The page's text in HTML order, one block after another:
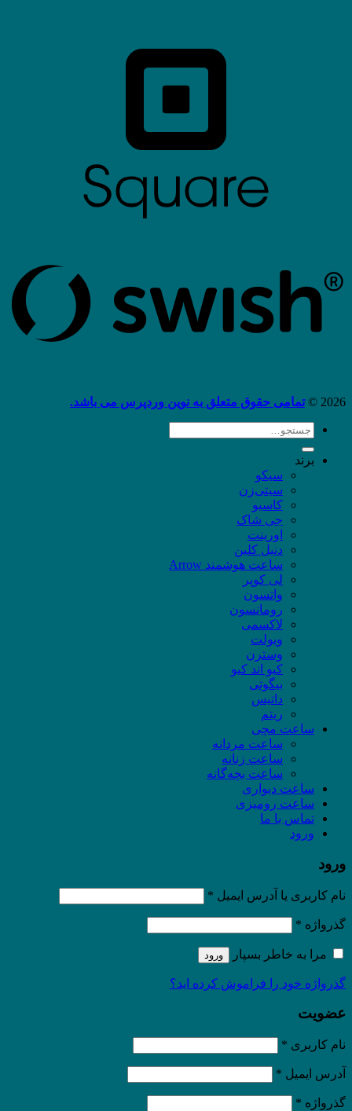
2026 ©
تمامی حقوق متعلق به نوین وردپرس می باشد.
جستجو
برند
سیکو
سیتی‌زن
کاسیو
جی شاک
اورینت
دنیل کلین
ساعت هوشمند Arrow
لی کوپر
واتسون
رومانسون
لاکسمی
ویولت
وسترن
کیو اند کیو
بیگوتی
داتیس
ریتم
ساعت مچی
ساعت مردانه
ساعت زنانه
ساعت بچه‌گانه
ساعت دیواری
ساعت رومیزی
تماس با ما
ورود
ورود
نام کاربری یا آدرس ایمیل *
گذرواژه *
مرا به خاطر بسپار ورود
گذرواژه خود را فراموش کرده اید؟
عضویت
نام کاربری *
آدرس ایمیل *
گذرواژه *